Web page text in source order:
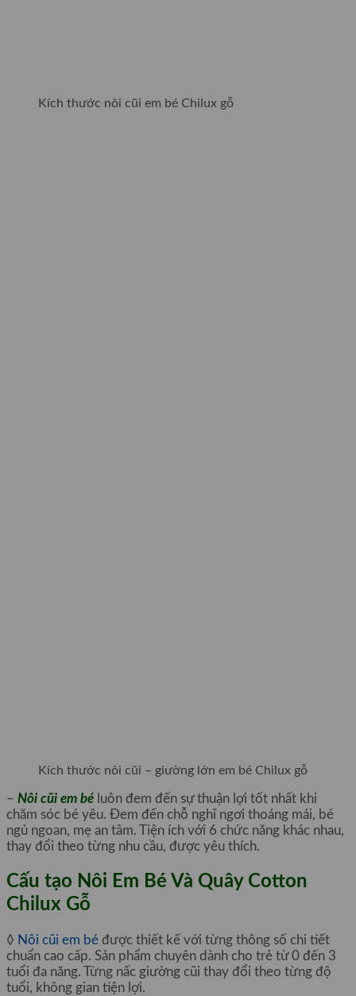
Kích thước nôi cũi em bé Chilux gỗ
Kích thước nôi cũi – giường lớn em bé Chilux gỗ
– Nôi cũi em bé luôn đem đến sự thuận lợi tốt nhất khi
chăm sóc bé yêu. Đem đến chỗ nghĩ ngơi thoáng mái, bé
ngủ ngoan, mẹ an tâm. Tiện ích với 6 chức năng khác nhau,
thay đổi theo từng nhu cầu, được yêu thích.
Cấu tạo Nôi Em Bé Và Quây Cotton
Chilux Gỗ
◊ Nôi cũi em bé được thiết kế với từng thông số chi tiết
chuẩn cao cấp. Sản phẩm chuyên dành cho trẻ từ 0 đến 3
tuổi đa năng. Từng nấc giường cũi thay đổi theo từng độ
tuổi, không gian tiện lợi.